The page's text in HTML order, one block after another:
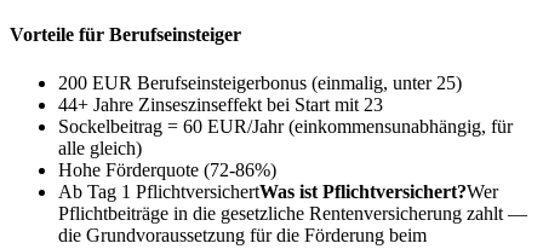
Vorteile für Berufseinsteiger
200 EUR Berufseinsteigerbonus (einmalig, unter 25)
44+ Jahre Zinseszinseffekt bei Start mit 23
Sockelbeitrag = 60 EUR/Jahr (einkommensunabhängig, für
alle gleich)
Hohe Förderquote (72-86%)
Ab Tag 1 PflichtversichertWas ist Pflichtversichert?Wer
Pflichtbeiträge in die gesetzliche Rentenversicherung zahlt —
die Grundvoraussetzung für die Förderung beim